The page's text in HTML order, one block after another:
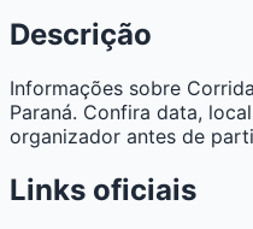
Descrição
Informações sobre
Paraná. Confira data,
organizador antes de
Links oficiais